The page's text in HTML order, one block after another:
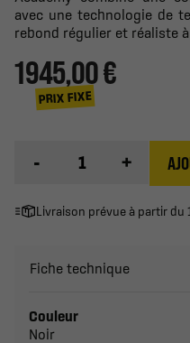
avec une technologie de
rebond régulier et réaliste
1 945,00 €
PRIX FIXE
- +
Livraison prévue à partir
Fiche technique
Couleur
Noir